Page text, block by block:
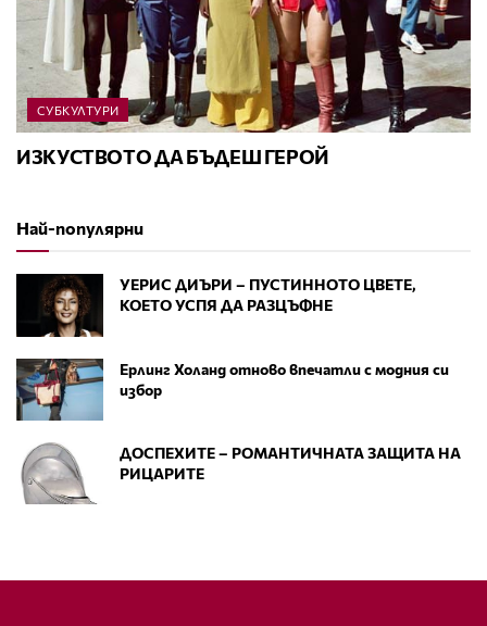
СУБКУЛТУРИ
ИЗКУСТВОТО ДА БЪДЕШ ГЕРОЙ
Най-популярни
УЕРИС ДИЪРИ – ПУСТИННОТО ЦВЕТЕ,
КОЕТО УСПЯ ДА РАЗЦЪФНЕ
Ерлинг Холанд отново впечатли с модния си
избор
ДОСПЕХИТЕ – РОМАНТИЧНАТА ЗАЩИТА НА
РИЦАРИТЕ